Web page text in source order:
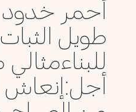
أحمر خدود
طويل
أجل:إنعاش